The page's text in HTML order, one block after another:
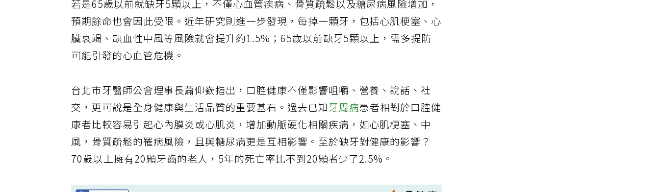
若是65歲以前就缺牙5顆以上，不僅心血管疾病、骨質疏鬆以及糖尿病風險增加，
預期餘命也會因此受限。近年研究則進一步發現，每掉一顆牙，包括心肌梗塞、心
臟衰竭、缺血性中風等風險就會提升約1.5%；65歲以前缺牙5顆以上，需多提防
可能引發的心血管危機。
台北市牙醫師公會理事長蕭仰嶔指出，口腔健康不僅影響咀嚼、營養、說話、社
交，更可說是全身健康與生活品質的重要基石。過去已知牙周病患者相對於口腔健
康者比較容易引起心內膜炎或心肌炎，增加動脈硬化相關疾病，如心肌梗塞、中
風，骨質疏鬆的罹病風險，且與糖尿病更是互相影響。至於缺牙對健康的影響？
70歲以上擁有20顆牙齒的老人，5年的死亡率比不到20顆者少了2.5%。